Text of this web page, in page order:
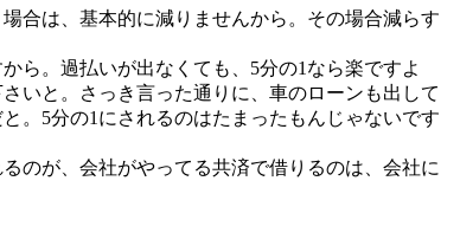
合は、基本的に減りませんから。その場合減らす
ら。過払いが出なくても、5分の1なら楽ですよ
いと。さっき言った通りに、車のローンも出して
。5分の1にされるのはたまったもんじゃないです
のが、会社がやってる共済で借りるのは、会社に